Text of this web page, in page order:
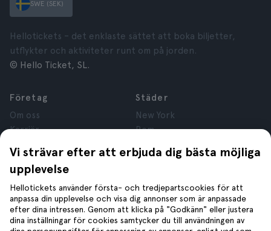
Vi strävar efter att erbjuda dig bästa möjliga
upplevelse
Hellotickets använder första- och tredjepartscookies för att
anpassa din upplevelse och visa dig annonser som är anpassade
efter dina intressen. Genom att klicka på "Godkänn" eller justera
dina inställningar för cookies samtycker du till användningen av
SWE (SEK)
Hellotickets – det enklaste sättet att boka biljetter,
utflykter och aktiviteter runt om på jorden.
© Hello Ticket, SL.
Företag
Om oss
Karriär
Recensioner
Sekretess
Regler och villkor
Juridisk Rådgivning
Cookies
Städer
New York
Rom
London
Kraków
Tenerife